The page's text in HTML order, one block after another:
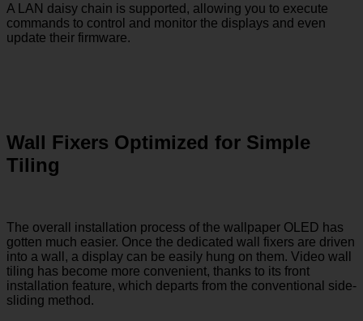
A LAN daisy chain is supported, allowing you to execute
commands to control and monitor the displays and even
update their firmware.
Wall Fixers Optimized for Simple
Tiling
The overall installation process of the wallpaper OLED has
gotten much easier. Once the dedicated wall fixers are driven
into a wall, a display can be easily hung on them. Video wall
tiling has become more convenient, thanks to its front
installation feature, which departs from the conventional side-
sliding method.